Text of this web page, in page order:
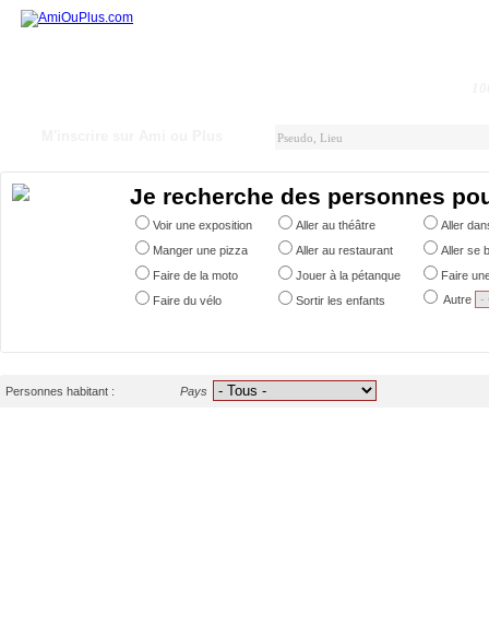
Je recherche des personnes
Voir une exposition Aller au théâtre
Aller
Manger une pizza
Aller au restaurant
Aller se
Faire de la moto
Jouer à la pétanque
Faire
Faire du vélo
Sortir les enfants Autre
Personnes habitant : Pays